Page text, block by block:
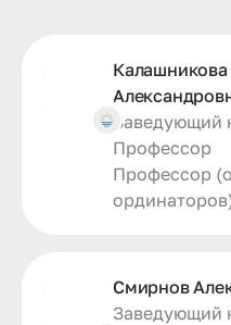
Калашникова
Заведующий
Профессор
Профессор
Смирнов
Заведующий